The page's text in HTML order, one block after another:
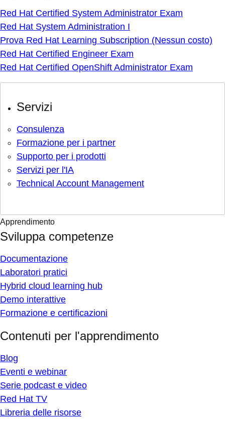
Red Hat Certified System Administrator Exam
Red Hat System Administration I
Prova Red Hat Learning Subscription (Nessun costo)
Red Hat Certified Engineer Exam
Red Hat Certified OpenShift Administrator Exam
Servizi
Consulenza
Formazione per i partner
Supporto per i prodotti
Servizi per l'IA
Technical Account Management
Apprendimento
Sviluppa competenze
Documentazione
Laboratori pratici
Hybrid cloud learning hub
Demo interattive
Formazione e certificazioni
Contenuti per l'apprendimento
Blog
Eventi e webinar
Serie podcast e video
Red Hat TV
Libreria delle risorse